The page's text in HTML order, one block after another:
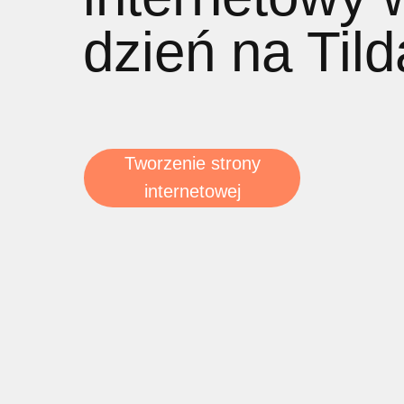
dzień na
Tworzenie strony
internetowej